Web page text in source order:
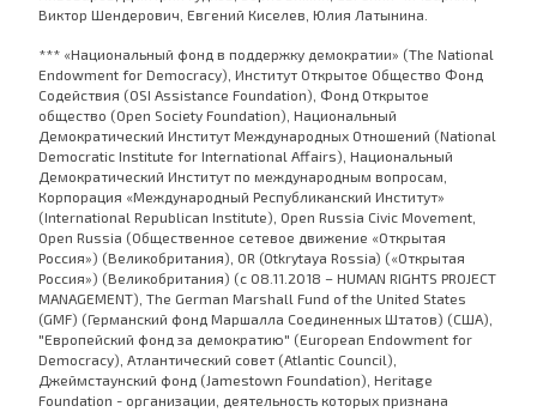
Виктор Шендерович, Евгений Киселев, Юлия Латынина.
*** «Национальный фонд в поддержку демократии» (The National
Endowment for Democracy), Институт Открытое Общество Фонд
Содействия (OSI Assistance Foundation), Фонд Открытое
общество (Open Society Foundation), Национальный
Демократический Институт Международных Отношений (National
Democratic Institute for International Affairs), Национальный
Демократический Институт по международным вопросам,
Корпорация «Международный Республиканский Институт»
(International Republican Institute), Open Russia Civic Movement,
Open Russia (Общественное сетевое движение «Открытая
Россия») (Великобритания), OR (Otkrytaya Rossia) («Открытая
Россия») (Великобритания) (с 08.11.2018 – HUMAN RIGHTS PROJECT
MANAGEMENT), The German Marshall Fund of the United States
(GMF) (Германский фонд Маршалла Соединенных Штатов) (США),
"Европейский фонд за демократию" (European Endowment for
Democracy), Атлантический совет (Atlantic Council),
Джеймстаунский фонд (Jamestown Foundation), Heritage
Foundation - организации, деятельность которых признана